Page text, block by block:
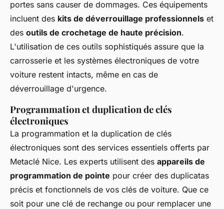
portes sans causer de dommages. Ces équipements
incluent des kits de déverrouillage professionnels et
des outils de crochetage de haute précision.
L'utilisation de ces outils sophistiqués assure que la
carrosserie et les systèmes électroniques de votre
voiture restent intacts, même en cas de
déverrouillage d'urgence.
Programmation et duplication de clés
électroniques
La programmation et la duplication de clés
électroniques sont des services essentiels offerts par
Metaclé Nice. Les experts utilisent des appareils de
programmation de pointe pour créer des duplicatas
précis et fonctionnels de vos clés de voiture. Que ce
soit pour une clé de rechange ou pour remplacer une